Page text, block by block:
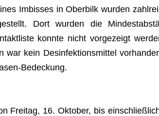
Imbis­ses in Ober­bilk wur­den
Dort wur­den die
konnte nicht vor­ge­zeigt
war kein Des­in­fek­ti­ons­mit­tel
Bedeckung.
Frei­tag, 16. Okto­ber, bis